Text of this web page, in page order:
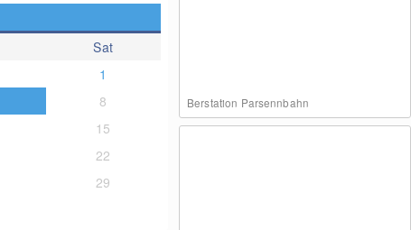
Sat
1
8
15
22
29
Berstation Parsennbahn